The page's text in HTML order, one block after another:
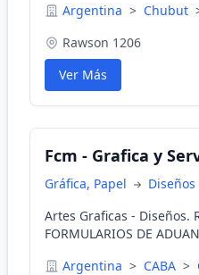
Argentina > Chubut
Rawson 1206
Ver Más
Fcm - Grafica y
Gráfica, Papel
Artes Graficas - Diseños.
FORMULARIOS DE
Argentina > CABA >